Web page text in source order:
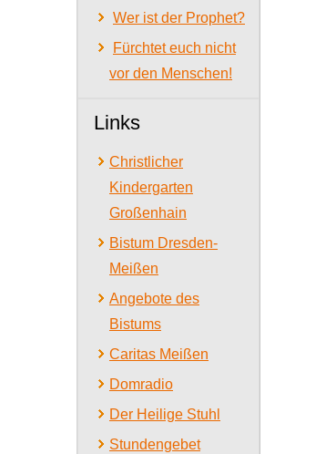
Wer ist der Prophet?
Fürchtet euch nicht
vor den Menschen!
Links
Christlicher
Kindergarten
Großenhain
Bistum Dresden-
Meißen
Angebote des
Bistums
Caritas Meißen
Domradio
Der Heilige Stuhl
Stundengebet